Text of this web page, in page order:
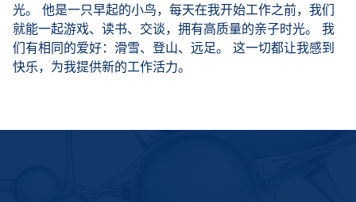
光。 他是一只早起的小鸟，每天在我开始工作之前，我们
就能一起游戏、读书、交谈，拥有高质量的亲子时光。 我
们有相同的爱好：滑雪、登山、远足。 这一切都让我感到
快乐，为我提供新的工作活力。